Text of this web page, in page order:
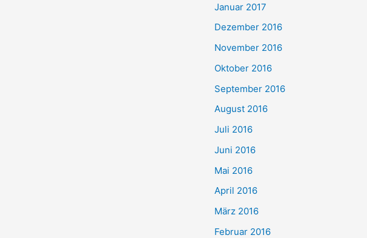
Januar 2017
Dezember 2016
November 2016
Oktober 2016
September 2016
August 2016
Juli 2016
Juni 2016
Mai 2016
April 2016
März 2016
Februar 2016